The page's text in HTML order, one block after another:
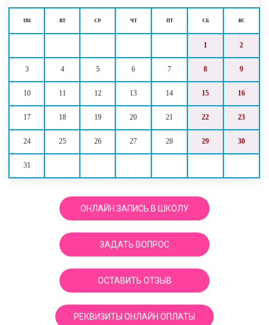
ПН ВТ СР ЧТ ПТ СБ ВС
1 2
3 4 5 6 7 8 9
10 11 12 13 14 15 16
17 18 19 20 21 22 23
24 25 26 27 28 29 30
31
ОНЛАЙН ЗАПИСЬ В ШКОЛУ
ЗАДАТЬ ВОПРОС
ОСТАВИТЬ ОТЗЫВ
РЕКВИЗИТЫ ОНЛАЙН ОПЛАТЫ